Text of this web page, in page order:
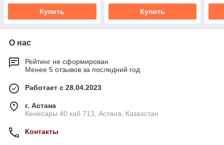
Купить Купить
О нас
Рейтинг не сформирован
Менее 5 отзывов за последний год
Работает с 28.04.2023
г. Астана
Кенесары 40 каб 713, Астана, Казахстан
Контакты